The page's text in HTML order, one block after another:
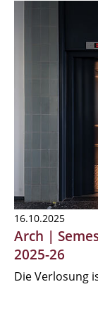
16.10.2025
Arch |
2025-26
Die Verlosung